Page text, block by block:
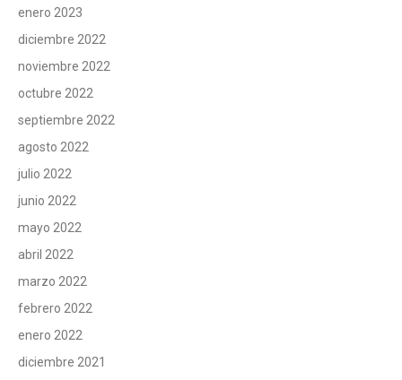
enero 2023
diciembre 2022
noviembre 2022
octubre 2022
septiembre 2022
agosto 2022
julio 2022
junio 2022
mayo 2022
abril 2022
marzo 2022
febrero 2022
enero 2022
diciembre 2021